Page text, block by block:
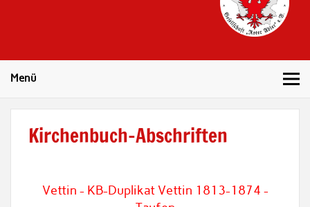
Menü
Kirchenbuch-Abschriften
Vettin - KB-Duplikat Vettin 1813-1874 -